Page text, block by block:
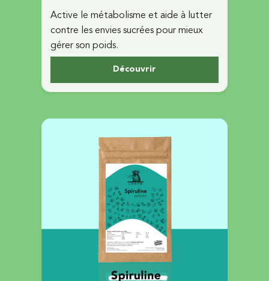
Active le métabolisme et aide à lutter
contre les envies sucrées pour mieux
gérer son poids.
Découvrir